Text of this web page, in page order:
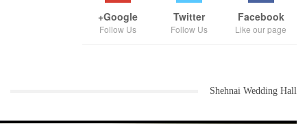
Facebook
Like our page
Twitter
Follow Us
Google+
Follow Us
Shehnai Wedding Hall